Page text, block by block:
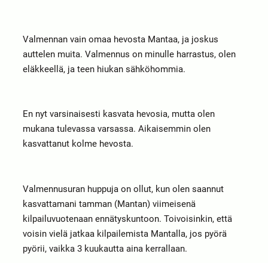
Valmennan vain omaa hevosta Mantaa, ja joskus
auttelen muita. Valmennus on minulle harrastus, olen
eläkkeellä, ja teen hiukan sähköhommia.
En nyt varsinaisesti kasvata hevosia, mutta olen
mukana tulevassa varsassa. Aikaisemmin olen
kasvattanut kolme hevosta.
Valmennusuran huppuja on ollut, kun olen saannut
kasvattamani tamman (Mantan) viimeisenä
kilpailuvuotenaan ennätyskuntoon. Toivoisinkin, että
voisin vielä jatkaa kilpailemista Mantalla, jos pyörä
pyörii, vaikka 3 kuukautta aina kerrallaan.